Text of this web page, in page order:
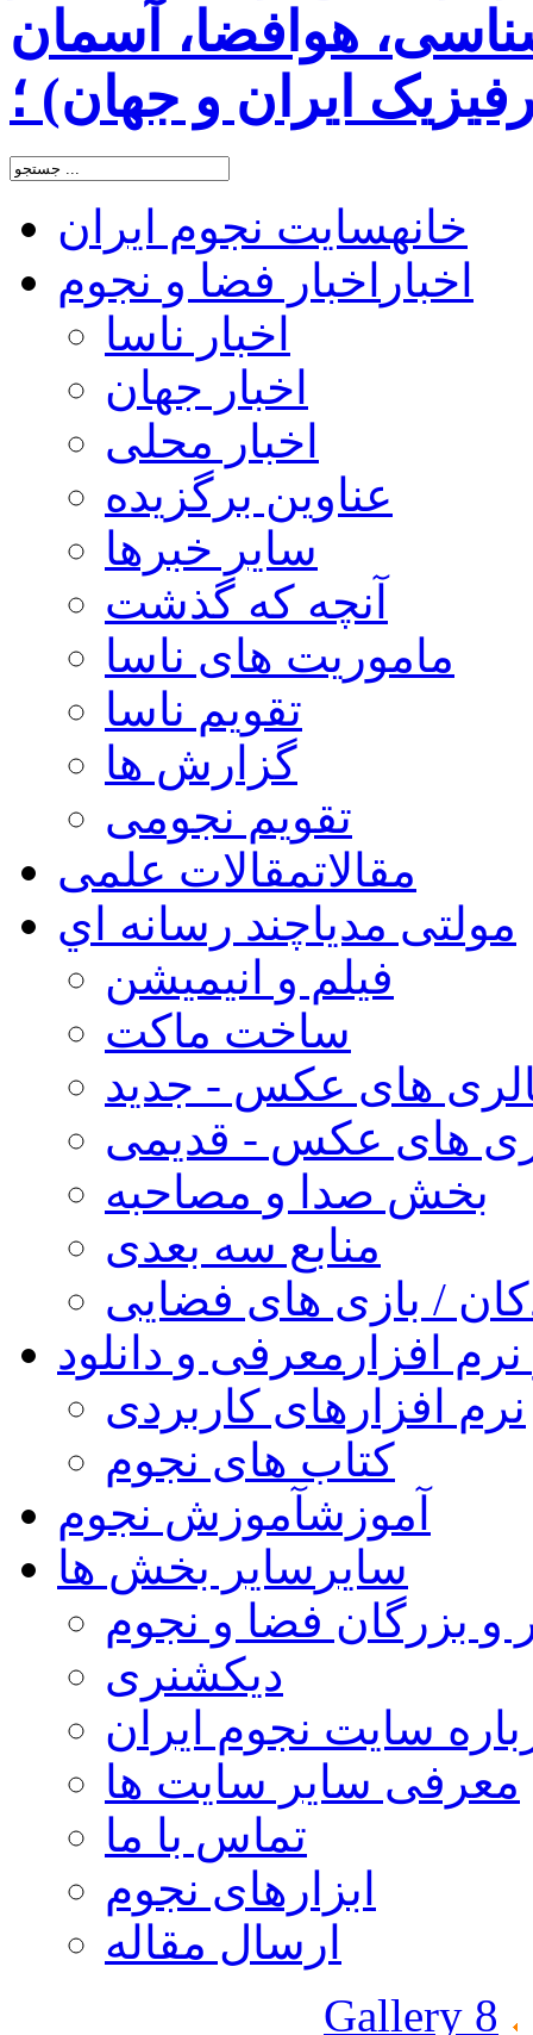
هوافضا، آسمان
ایران و جهان) ؛
خانهسایت نجوم ایران
اخبار اخبار فضا و نجوم
اخبار ناسا
اخبار جهان
اخبار محلی
عناوین برگزیده
سایر خبرها
آنچه که گذشت
ماموریت های ناسا
تقویم ناسا
گزارش ها
تقویم نجومی
مقالاتمقالات علمی
مولتی مدیاچند رسانه اي
فیلم و انیمیشن
ساخت ماکت
های عکس - جدید
های عکس - قدیمی
بخش صدا و مصاحبه
منابع سه بعدی
/ بازی های فضایی
افزار معرفی و دانلود
نرم افزارهای کاربردی
کتاب های نجوم
آموزشآموزش نجوم
سایر سایر بخش ها
و بزرگان فضا و نجوم
دیکشنری
سایت نجوم ایران
معرفی سایر سایت ها
تماس با ما
ابزارهای نجوم
ارسال مقاله
Gallery 8